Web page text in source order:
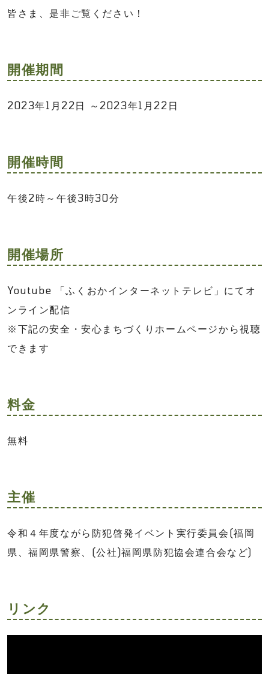
皆さま、是非ご覧ください！
開催期間
2023年1月22日 ～2023年1月22日
開催時間
午後2時～ 午後3時30分
開催場所
Youtube 「ふくおかインターネットテレビ」にてオ
ンライン配信
※下記の安全・安心まちづくりホームページから視聴
できます
料金
無料
主催
令和４年度ながら防犯啓発イベント実行委員会(福岡
県、福岡県警察、(公社)福岡県防犯協会連合会など)
リンク